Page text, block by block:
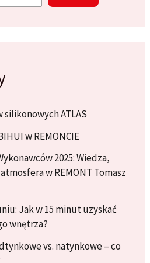
ATLAS
w REMONCIE
2025: Wiedza,
w REMONT Tomasz
Jak w 15 minut uzyskać
wnętrza?
vs. natynkowe – co